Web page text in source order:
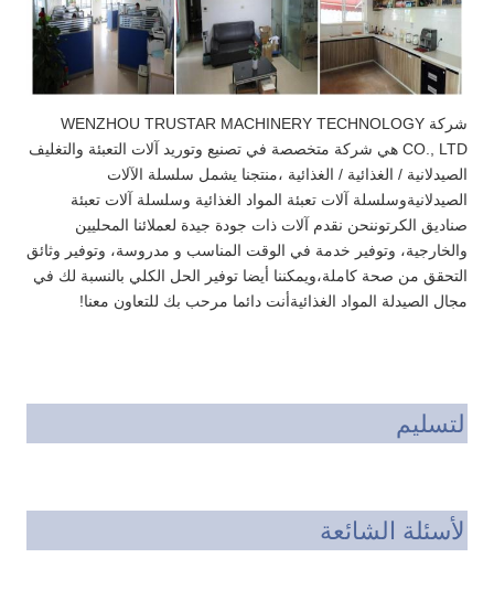
شركة WENZHOU TRUSTAR MACHINERY TECHNOLOGY
CO., LTD هي شركة متخصصة في تصنيع وتوريد آلات التعبئة والتغليف
الصيدلانية / الغذائية / الغذائية ،منتجنا يشمل سلسلة الآلات
الصيدلانيةوسلسلة آلات تعبئة المواد الغذائية وسلسلة آلات تعبئة
صناديق الكرتوننحن نقدم آلات ذات جودة جيدة لعملائنا المحليين
والخارجية، وتوفير خدمة في الوقت المناسب و مدروسة، وتوفير وثائق
التحقق من صحة كاملة،ويمكننا أيضا توفير الحل الكلي بالنسبة لك في
مجال الصيدلة المواد الغذائيةأنت دائما مرحب بك للتعاون معنا!
التسليم
الأسئلة الشائعة